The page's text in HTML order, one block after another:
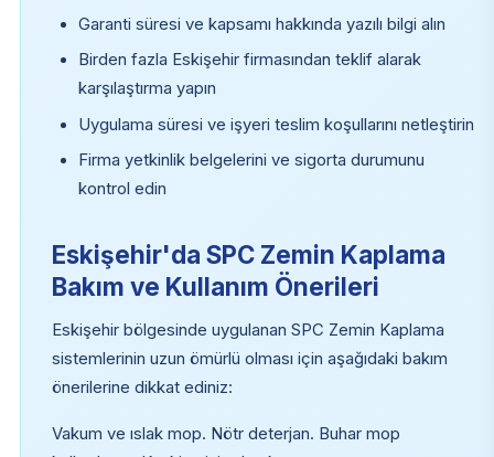
Garanti süresi ve kapsamı hakkında yazılı bilgi alın
Birden fazla Eskişehir firmasından teklif alarak
karşılaştırma yapın
Uygulama süresi ve işyeri teslim koşullarını netleştirin
Firma yetkinlik belgelerini ve sigorta durumunu
kontrol edin
Eskişehir'da SPC Zemin Kaplama
Bakım ve Kullanım Önerileri
Eskişehir bölgesinde uygulanan SPC Zemin Kaplama
sistemlerinin uzun ömürlü olması için aşağıdaki bakım
önerilerine dikkat ediniz:
Vakum ve ıslak mop. Nötr deterjan. Buhar mop